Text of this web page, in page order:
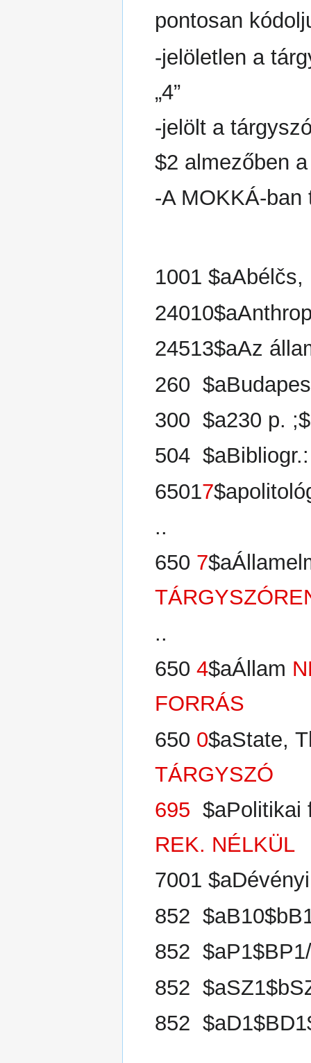
pontosan
-jelöletlen a
„4”
-jelölt a
$2 almezőben
-A MOKKÁ-
1001 $aAbélčs,
24513$aAz
260
300 $a230 p.
504
65017
..
650 7
..
6504$aÁllam
FORRÁS
650 0$aState,
TÁRGYSZÓ
695
REK. NÉLKÜL
7001
852
852
852
852